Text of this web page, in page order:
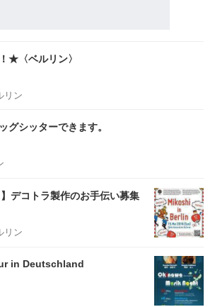
★〈ベルリン〉
リン
グシッターできます。
デコトラ製作のお手伝い募集
リン
in Deutschland